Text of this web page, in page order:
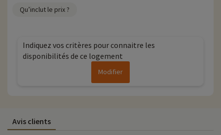
Qu’inclut le prix ?
Indiquez vos critères pour connaitre les
disponibilités de ce logement
Modifier
Avis clients